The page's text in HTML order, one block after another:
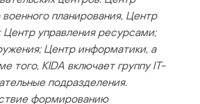
планирования, Центр
Центр управления ресурсами;
Центр информатики, а
того, KIDA включает группу IT-
подразделения.
формированию